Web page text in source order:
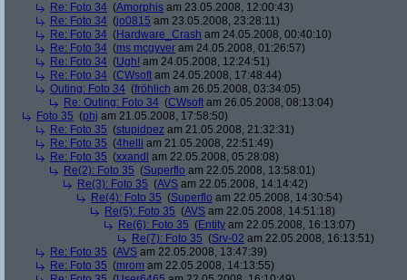
Re: Foto 34 (Amorphis am 23.05.2008, 12:00:43)
Re: Foto 34 (jo0815 am 23.05.2008, 23:28:11)
Re: Foto 34 (Hardware_Crash am 24.05.2008, 00:40:10)
Re: Foto 34 (ms mcgyver am 24.05.2008, 01:26:57)
Re: Foto 34 (Ugh! am 24.05.2008, 12:24:51)
Re: Foto 34 (CWsoft am 24.05.2008, 17:48:44)
Outing: Foto 34 (fröhlich am 26.05.2008, 03:34:05)
Re: Outing: Foto 34 (CWsoft am 26.05.2008, 08:13:04)
Foto 35 (phj am 21.05.2008, 17:58:50)
Re: Foto 35 (stupidpez am 21.05.2008, 21:32:31)
Re: Foto 35 (4helli am 21.05.2008, 22:51:49)
Re: Foto 35 (xxandl am 22.05.2008, 05:28:08)
Re(2): Foto 35 (Superflo am 22.05.2008, 13:58:01)
Re(3): Foto 35 (AVS am 22.05.2008, 14:14:42)
Re(4): Foto 35 (Superflo am 22.05.2008, 14:30:54)
Re(5): Foto 35 (AVS am 22.05.2008, 14:51:18)
Re(6): Foto 35 (Entity am 22.05.2008, 16:13:07)
Re(7): Foto 35 (Srv-02 am 22.05.2008, 16:13:51)
Re: Foto 35 (AVS am 22.05.2008, 13:47:39)
Re: Foto 35 (mrom am 22.05.2008, 14:13:55)